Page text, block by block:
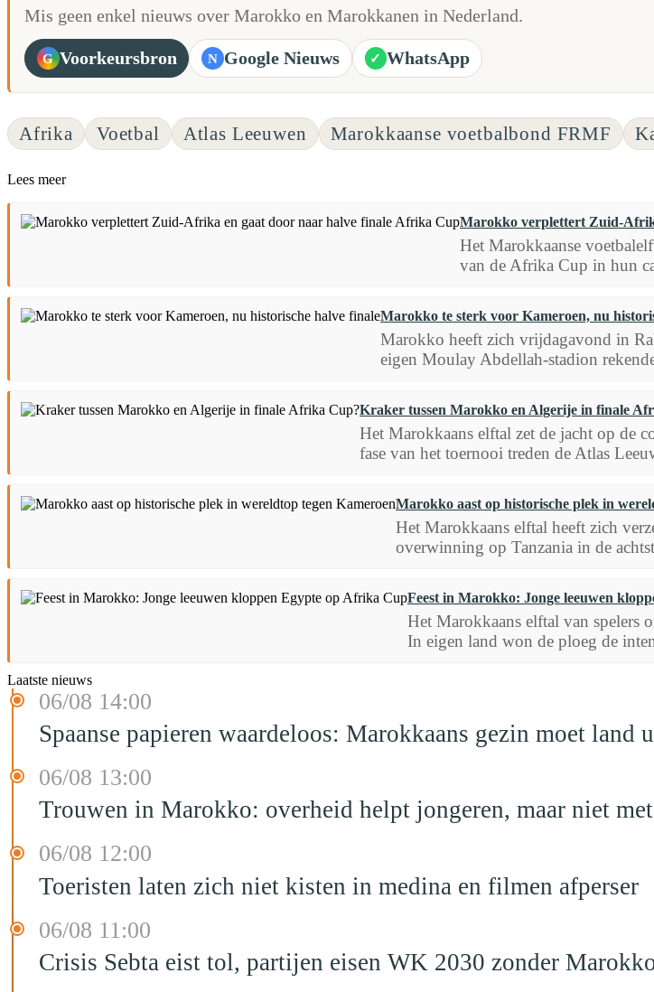
Mis geen enkel nieuws over Marokko en Marokkanen in Nederland.
G Voorkeursbron N Google Nieuws ✓ WhatsApp
Afrika Voetbal Atlas Leeuwen Marokkaanse voetbalbond FRMF
Lees meer
Marokko verplettert Zuid-
Het Marokkaanse
van de Afrika Cup in hun
Marokko te sterk voor Kameroen, nu
Marokko heeft zich vrijdagavond in
eigen Moulay Abdellah-stadion
Kraker tussen Marokko en Algerije in finale
Het Marokkaans elftal zet de jacht op de
fase van het toernooi treden de Atlas
Marokko aast op historische plek in
Het Marokkaans elftal heeft zich
overwinning op Tanzania in de
Feest in Marokko: Jonge leeuwen
Het Marokkaans elftal van spelers
In eigen land won de ploeg de
Laatste nieuws
06/08 14:00
Spaanse papieren waardeloos: Marokkaans gezin moet land
06/08 13:00
Trouwen in Marokko: overheid helpt jongeren, maar niet
06/08 12:00
Toeristen laten zich niet kisten in medina en filmen afperser
06/08 11:00
Crisis Sebta eist tol, partijen eisen WK 2030 zonder